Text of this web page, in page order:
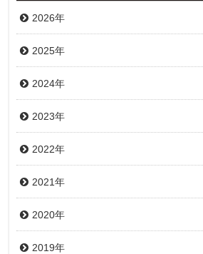
2026年
2025年
2024年
2023年
2022年
2021年
2020年
2019年